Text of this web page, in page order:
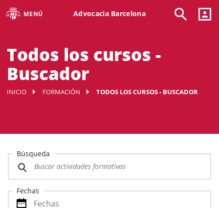
MENÚ Advocacia Barcelona
Todos los cursos -
Buscador
INICIO FORMACIÓN TODOS LOS CURSOS - BUSCADOR
Búsqueda
Fechas